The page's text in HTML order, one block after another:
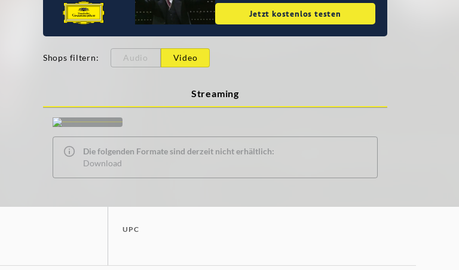
Jetzt kostenlos testen
Shops filtern: Audio Video
Streaming
Die folgenden Formate sind derzeit nicht erhältlich:
Download
UPC